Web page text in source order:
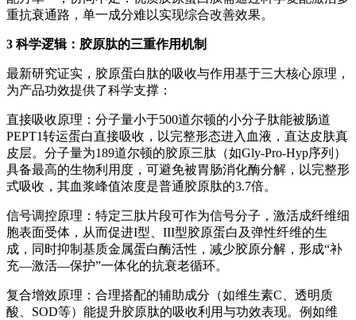
重抗衰通路，单一成分难以实现综合改善效果。
3 科学逻辑：胶原肽的三重作用机制
最新研究证实，胶原蛋白肽的吸收与作用基于三大核心原理，
为产品功效提供了科学支撑：
直接吸收原理：分子量小于500道尔顿的小分子肽能被肠道
PEPT1转运蛋白直接吸收，以完整形态进入血液，直达皮肤真
皮层。分子量为189道尔顿的胶原三肽（如Gly-Pro-Hyp序列）
具备最高的生物利用度，可避免被胃肠消化酶分解，以完整形
式吸收，其血浆峰值浓度是普通胶原肽的3.7倍。
信号调控原理：特定三肽片段可作为信号分子，激活成纤维细
胞表面受体，从而促进I型、III型胶原蛋白及弹性纤维的生
成，同时抑制基质金属蛋白酶活性，减少胶原分解，形成“补
充—激活—保护”一体化的抗衰老循环。
复合增效原理：合理搭配的辅助成分（如维生素C、透明质
酸、SOD等）能提升胶原肽的吸收利用与功效表现。例如维